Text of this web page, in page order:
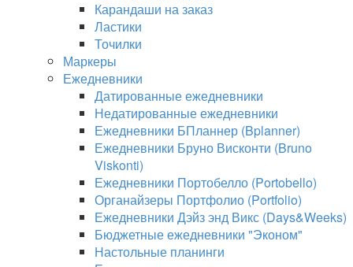
Карандаши на заказ
Ластики
Точилки
Маркеры
Ежедневники
Датированные ежедневники
Недатированные ежедневники
Ежедневники БПланнер (Bplanner)
Ежедневники Бруно Висконти (Bruno
Viskonti)
Ежедневники Портобелло (Portobello)
Органайзеры Портфолио (Portfolio)
Ежедневники Дэйз энд Викс (Days&Weeks)
Бюджетные ежедневники "Эконом"
Настольные планинги